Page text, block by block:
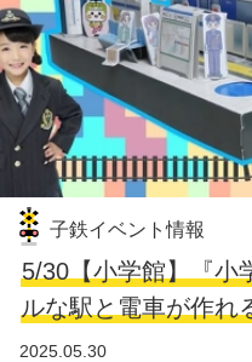
子鉄イベント情報
5/30【小学館】『小
ルな駅と電車が作れ
2025.05.30